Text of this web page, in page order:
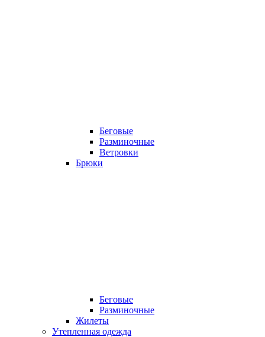
Беговые
Разминочные
Ветровки
Брюки
Беговые
Разминочные
Жилеты
Утепленная одежда